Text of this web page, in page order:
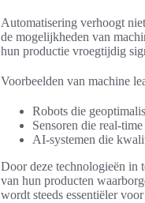
Automatisering verhoogt
de mogelijkheden van
hun productie vroegtijdig
Voorbeelden van machine
Robots die
Sensoren die real-
AI-systemen die
Door deze technologieën in
van hun producten
wordt steeds essentiëler